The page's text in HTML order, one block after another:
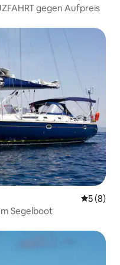
gegen Aufpreis
5 (8)
Segelboot